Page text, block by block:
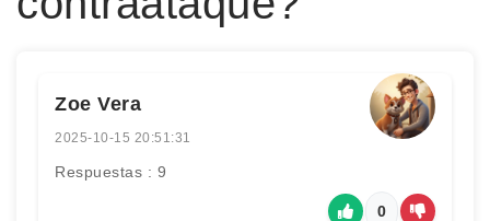
Zoe Vera
2025-10-15 20:51:31
Respuestas : 9
0